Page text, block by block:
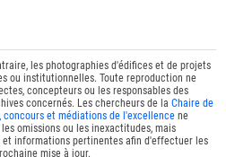
les photographies d'édifices et de projets
ou institutionnelles. Toute reproduction ne
concepteurs ou les responsables des
concernés. Les chercheurs de laChaire de
et médiations de l'excellence ne
omissions ou les inexactitudes, mais
informations pertinentes afin d'effectuer les
mise à jour.